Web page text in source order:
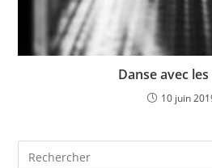
Danse avec
10 juin